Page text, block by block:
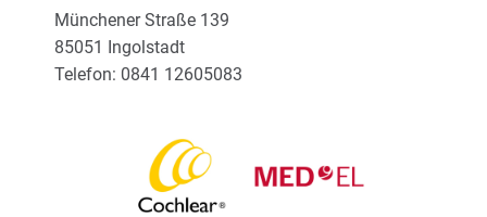
Münchener Straße 139
85051 Ingolstadt
Telefon: 0841 12605083